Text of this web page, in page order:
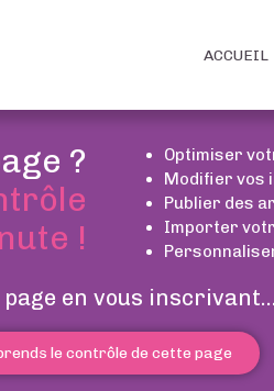
ACCUEIL
?
!
Optimiser
Modifier vos
Publier des
Importer
en vous inscrivant...
le contrôle de cette page